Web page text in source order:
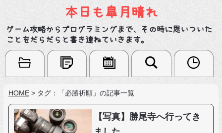
本日も皐月晴れ
ゲーム攻略からプログラミングまで、その時に思いついた
ことをだらだらと書き連ねていきます。
HOME > タグ：「必勝祈願」の記事一覧
【写真】勝尾寺へ行ってき